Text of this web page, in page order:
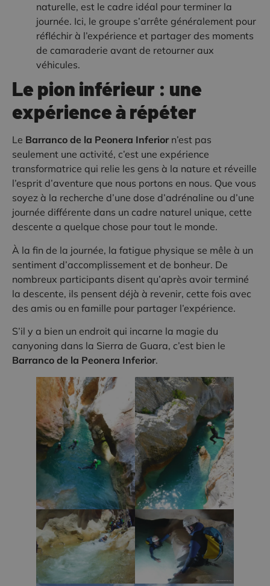
naturelle, est le cadre idéal pour terminer la
journée. Ici, le groupe s’arrête généralement pour
réfléchir à l’expérience et partager des moments
de camaraderie avant de retourner aux
véhicules.
Le pion inférieur : une
expérience à répéter
Le Barranco de la Peonera Inferiorn’est pas
seulement une activité, c’est une expérience
transformatrice qui relie les gens à la nature et réveille
l’esprit d’aventure que nous portons en nous. Que vous
soyez à la recherche d’une dose d’adrénaline ou d’une
journée différente dans un cadre naturel unique, cette
descente a quelque chose pour tout le monde.
À la fin de la journée, la fatigue physique se mêle à un
sentiment d’accomplissement et de bonheur. De
nombreux participants disent qu’après avoir terminé
la descente, ils pensent déjà à revenir, cette fois avec
des amis ou en famille pour partager l’expérience.
S’il y a bien un endroit qui incarne la magie du
canyoning dans la Sierra de Guara, c’est bien le
Barranco de la Peonera Inferior.